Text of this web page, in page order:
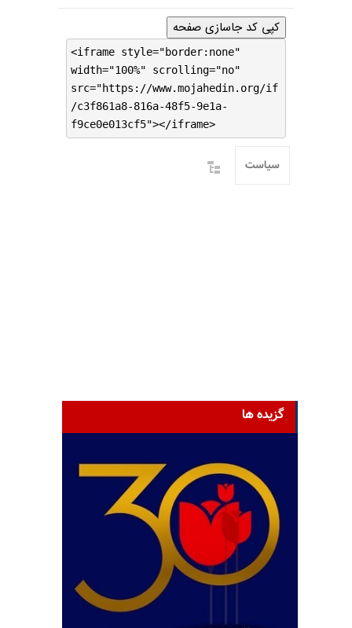
کپی کد جاسازی صفحه
<iframe style="border:none"
width="100%" scrolling="no"
src="https://www.mojahedin.org/if
/c3f861a8-816a-48f5-9e1a-
f9ce0e013cf5"></iframe>
سیاست
گزیده ها